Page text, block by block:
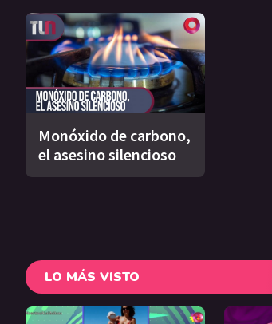
Monóxido de carbono,
el asesino silencioso
LO MÁS VISTO